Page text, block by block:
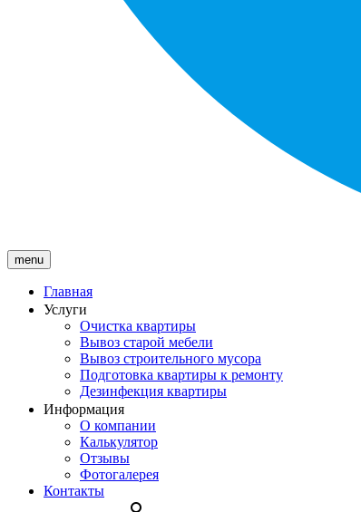
menu
Главная
Услуги
Очистка квартиры
Вывоз старой мебели
Вывоз строительного мусора
Подготовка квартиры к ремонту
Дезинфекция квартиры
Информация
О компании
Калькулятор
Отзывы
Фотогалерея
Контакты